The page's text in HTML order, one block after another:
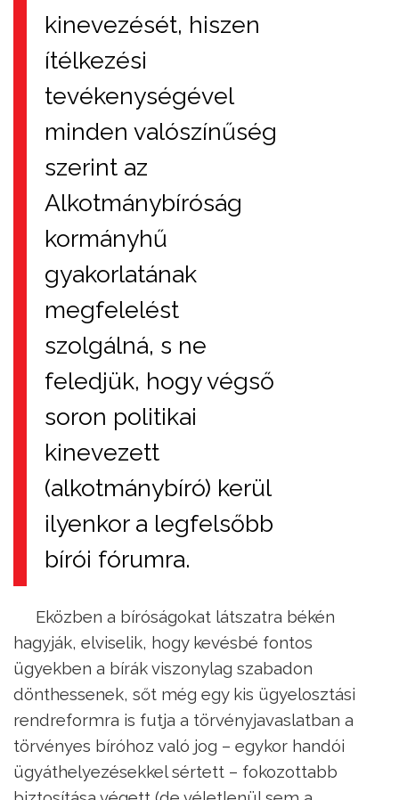
kinevezését, hiszen
ítélkezési
tevékenységével
minden valószínűség
szerint az
Alkotmánybíróság
kormányhű
gyakorlatának
megfelelést
szolgálná, s ne
feledjük, hogy végső
soron politikai
kinevezett
(alkotmánybíró) kerül
ilyenkor a legfelsőbb
bírói fórumra.
Eközben a bíróságokat látszatra békén
hagyják, elviselik, hogy kevésbé fontos
ügyekben a bírák viszonylag szabadon
dönthessenek, sőt még egy kis ügyelosztási
rendreformra is futja a törvényjavaslatban a
törvényes bíróhoz való jog – egykor handói
ügyáthelyezésekkel sértett – fokozottabb